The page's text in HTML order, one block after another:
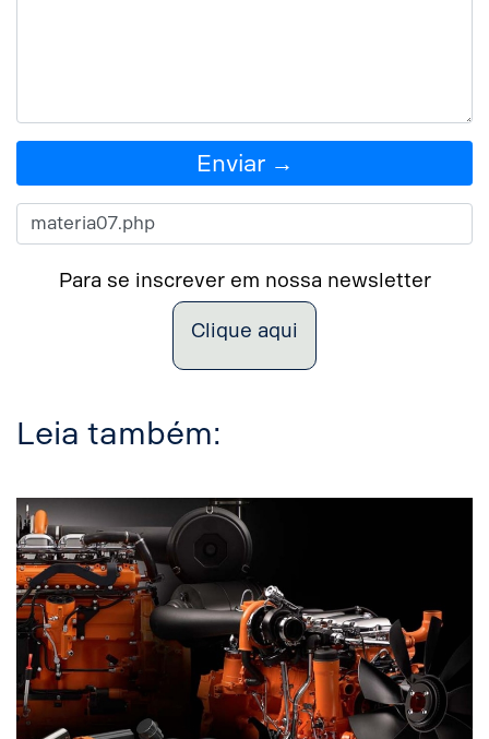
Enviar →
Para se inscrever em nossa newsletter
Clique aqui
Leia também: